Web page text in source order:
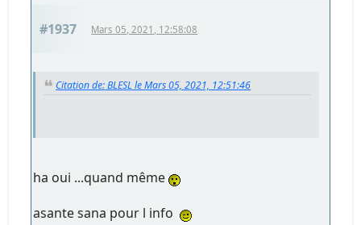
#1937 Mars 05, 2021, 12:58:08
Citation de: BLESL le Mars 05, 2021, 12:51:46
ha oui ...quand même
asante sana pour l info